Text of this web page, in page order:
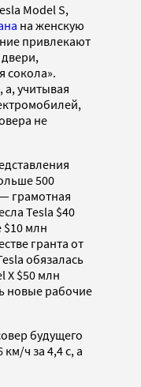
Model S,
на женскую
привлекают
сокола».
а, учитывая
не
500
грамотная
Tesla $40
$10 млн
гранта от
обязалась
X $50 млн
новые рабочие
будущего
ч за 4,4 с, а